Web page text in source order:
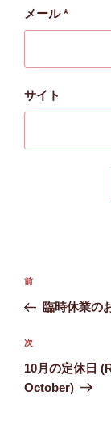
メール*
サイト
投
ナ
ビ
ゲ
ー
前
の
稿
前
臨時休業の
次
の
投
次
10月の定休日
October)